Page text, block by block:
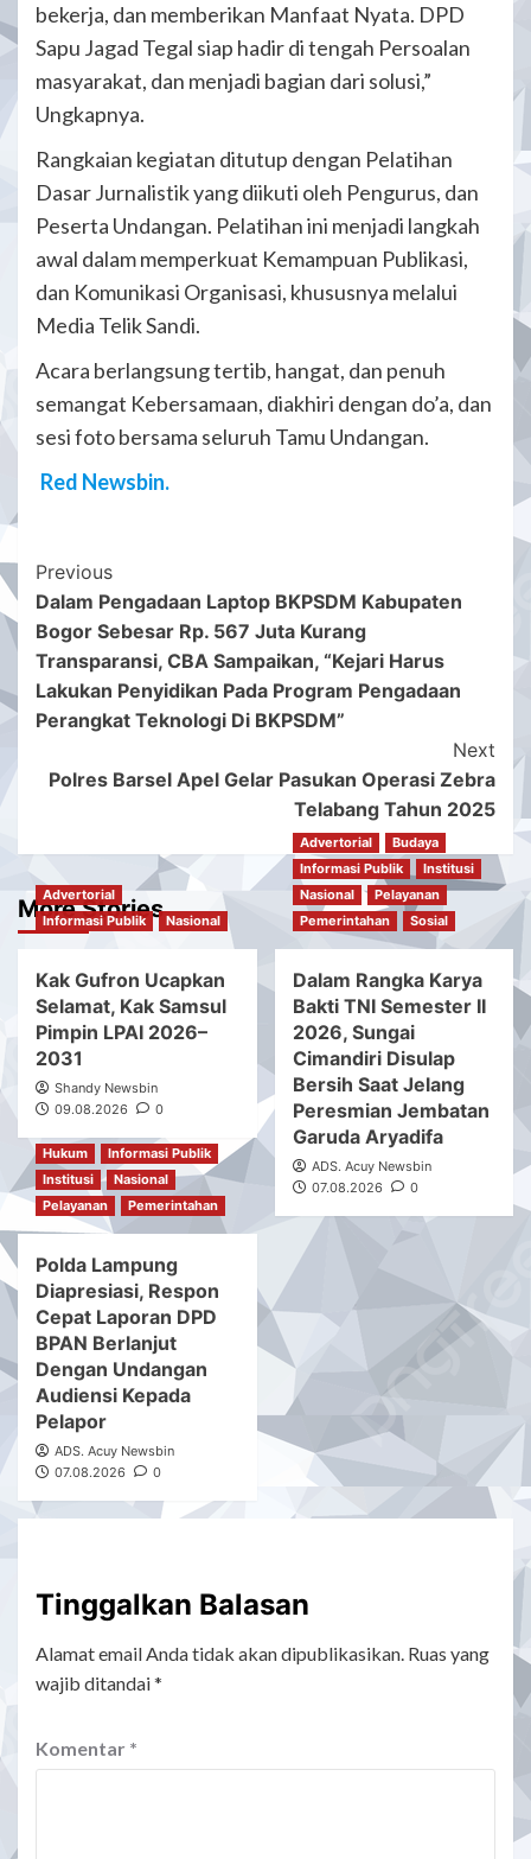
bekerja, dan memberikan Manfaat Nyata. DPD
Sapu Jagad Tegal siap hadir di tengah Persoalan
masyarakat, dan menjadi bagian dari solusi,”
Ungkapnya.
Rangkaian kegiatan ditutup dengan Pelatihan
Dasar Jurnalistik yang diikuti oleh Pengurus, dan
Peserta Undangan. Pelatihan ini menjadi langkah
awal dalam memperkuat Kemampuan Publikasi,
dan Komunikasi Organisasi, khususnya melalui
Media Telik Sandi.
Acara berlangsung tertib, hangat, dan penuh
semangat Kebersamaan, diakhiri dengan do’a, dan
sesi foto bersama seluruh Tamu Undangan.
Red Newsbin.
Post
Navigation
Previous
Dalam Pengadaan Laptop BKPSDM Kabupaten
Bogor Sebesar Rp. 567 Juta Kurang
Transparansi, CBA Sampaikan, “Kejari Harus
Lakukan Penyidikan Pada Program Pengadaan
Perangkat Teknologi Di BKPSDM”
Next
Polres Barsel Apel Gelar Pasukan Operasi Zebra
Telabang Tahun 2025
More Stories
Advertorial
Informasi Publik
Nasional
Kak Gufron Ucapkan
Selamat, Kak Samsul
Pimpin LPAI 2026–
2031
Shandy Newsbin
09.08.2026
0
Advertorial
Budaya
Informasi Publik
Institusi
Nasional
Pelayanan
Pemerintahan
Sosial
Dalam Rangka Karya
Bakti TNI Semester II
2026, Sungai
Cimandiri Disulap
Bersih Saat Jelang
Peresmian Jembatan
Garuda Aryadifa
ADS. Acuy Newsbin
07.08.2026
0
Hukum
Informasi Publik
Institusi
Nasional
Pelayanan
Pemerintahan
Polda Lampung
Diapresiasi, Respon
Cepat Laporan DPD
BPAN Berlanjut
Dengan Undangan
Audiensi Kepada
Pelapor
ADS. Acuy Newsbin
07.08.2026
0
Tinggalkan Balasan
Alamat email Anda tidak akan dipublikasikan. Ruas yang
wajib ditandai*
Komentar *